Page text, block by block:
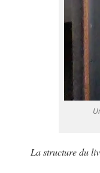
La structure du